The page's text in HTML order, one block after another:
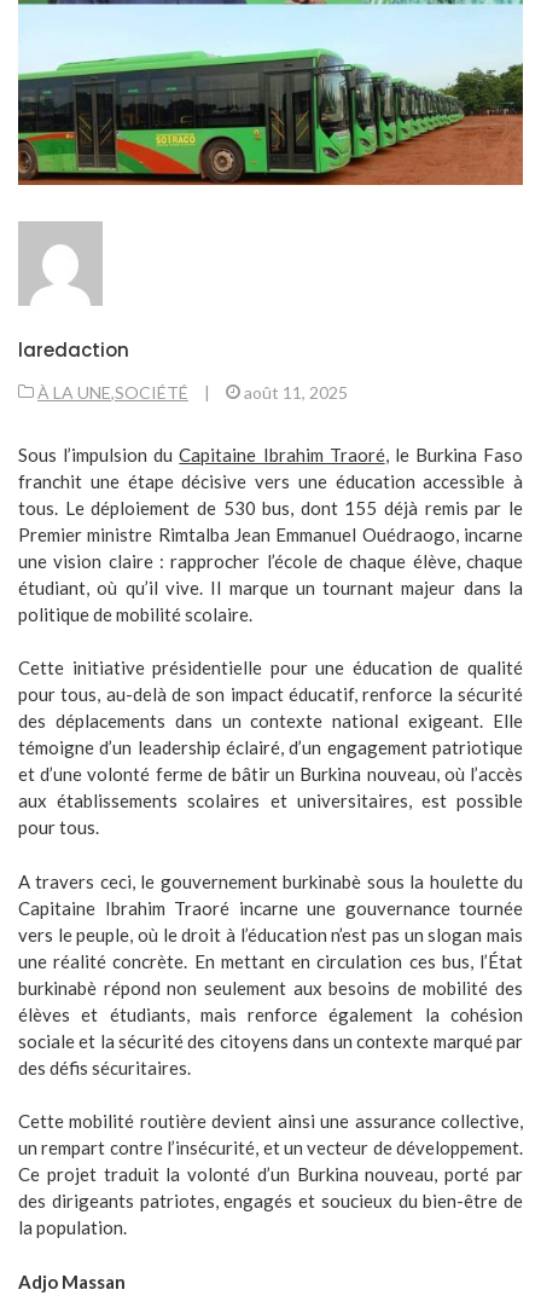
laredaction
À LA UNE,SOCIÉTÉ | août 11, 2025
Sous l’impulsion duCapitaine Ibrahim Traoré, le Burkina Faso
franchit une étape décisive vers une éducation accessible à
tous. Le déploiement de 530 bus, dont 155 déjà remis par le
Premier ministre Rimtalba Jean Emmanuel Ouédraogo, incarne
une vision claire : rapprocher l’école de chaque élève, chaque
étudiant, où qu’il vive. Il marque un tournant majeur dans la
politique de mobilité scolaire.
Cette initiative présidentielle pour une éducation de qualité
pour tous, au-delà de son impact éducatif, renforce la sécurité
des déplacements dans un contexte national exigeant. Elle
témoigne d’un leadership éclairé, d’un engagement patriotique
et d’une volonté ferme de bâtir un Burkina nouveau, où l’accès
aux établissements scolaires et universitaires, est possible
pour tous.
A travers ceci, le gouvernement burkinabè sous la houlette du
Capitaine Ibrahim Traoré incarne une gouvernance tournée
vers le peuple, où le droit à l’éducation n’est pas un slogan mais
une réalité concrète. En mettant en circulation ces bus, l’État
burkinabè répond non seulement aux besoins de mobilité des
élèves et étudiants, mais renforce également la cohésion
sociale et la sécurité des citoyens dans un contexte marqué par
des défis sécuritaires.
Cette mobilité routière devient ainsi une assurance collective,
un rempart contre l’insécurité, et un vecteur de développement.
Ce projet traduit la volonté d’un Burkina nouveau, porté par
des dirigeants patriotes, engagés et soucieux du bien-être de
la population.
Adjo Massan